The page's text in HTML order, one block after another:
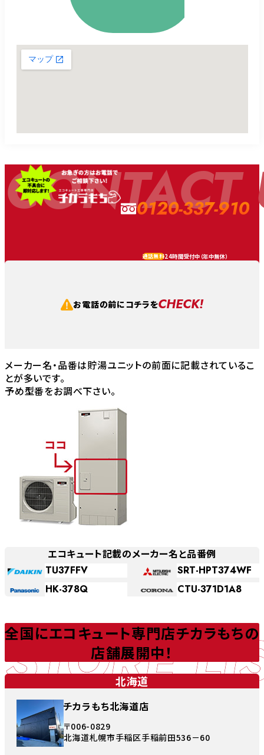
CONTACT
0120-337-910
通話無料24時間受付中（年中無休）
お電話の前にコチラをCHECK!
メーカー名・品番は貯湯ユニットの前面に記載されているこ
とが多いです。
予め型番をお調べ下さい。
エコキュート記載のメーカー名と品番例
TU37FFV
SRT-HPT374WF
HK-378Q
CTU-371D1A8
STORE
全国にエコキュート専門店チカラもちの
店舗展開中！
北海道
チカラもち北海道店
〒006-0829
北海道札幌市手稲区手稲前田536－60